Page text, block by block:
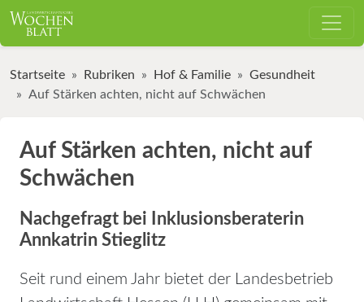
Startseite Rubriken Hof & Familie
Gesundheit
Auf Stärken achten, nicht auf Schwächen
Auf Stärken achten, nicht auf
Schwächen
Nachgefragt bei Inklusionsberaterin
Annkatrin Stieglitz
Seit rund einem Jahr bietet der Landesbetrieb